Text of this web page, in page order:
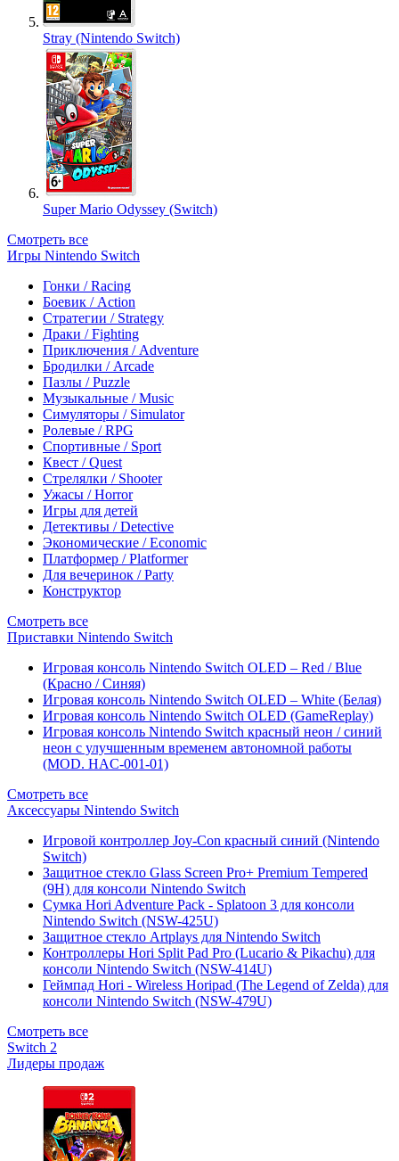
Stray (Nintendo Switch)
Super Mario Odyssey (Switch)
Смотреть все
Игры Nintendo Switch
Гонки / Racing
Боевик / Action
Стратегии / Strategy
Драки / Fighting
Приключения / Adventure
Бродилки / Arcade
Пазлы / Puzzle
Музыкальные / Music
Симуляторы / Simulator
Ролевые / RPG
Спортивные / Sport
Квест / Quest
Стрелялки / Shooter
Ужасы / Horror
Игры для детей
Детективы / Detective
Экономические / Economic
Платформер / Platformer
Для вечеринок / Party
Конструктор
Смотреть все
Приставки Nintendo Switch
Игровая консоль Nintendo Switch OLED – Red / Blue
(Красно / Синяя)
Игровая консоль Nintendo Switch OLED – White (Белая)
Игровая консоль Nintendo Switch OLED (GameReplay)
Игровая консоль Nintendo Switch красный неон / синий
неон с улучшенным временем автономной работы
(MOD. HAC-001-01)
Смотреть все
Аксессуары Nintendo Switch
Игровой контроллер Joy-Con красный синий (Nintendo
Switch)
Защитное стекло Glass Screen Pro+ Premium Tempered
(9H) для консоли Nintendo Switch
Сумка Hori Adventure Pack - Splatoon 3 для консоли
Nintendo Switch (NSW-425U)
Защитное стекло Artplays для Nintendo Switch
Контроллеры Hori Split Pad Pro (Lucario & Pikachu) для
консоли Nintendo Switch (NSW-414U)
Геймпад Hori - Wireless Horipad (The Legend of Zelda) для
консоли Nintendo Switch (NSW-479U)
Смотреть все
Switch 2
Лидеры продаж